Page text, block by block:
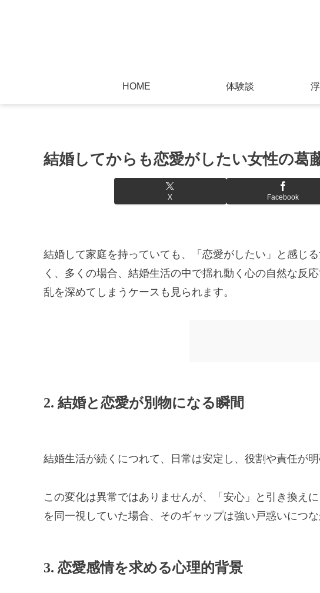
HOME 体験談
結婚してからも恋愛がしたい女性の葛
X Facebook
結婚して家庭を持っていても、「恋愛がしたい」と感じ
く、多くの場合、結婚生活の中で揺れ動く心の自然な反
乱を深めてしまうケースも見られます。
2. 結婚と恋愛が別物になる瞬間
結婚生活が続くにつれて、日常は安定し、役割や責任が
この変化は異常ではありませんが、「安心」と引き換え
を同一視していた場合、そのギャップは強い戸惑いにつな
3. 恋愛感情を求める心理的背景